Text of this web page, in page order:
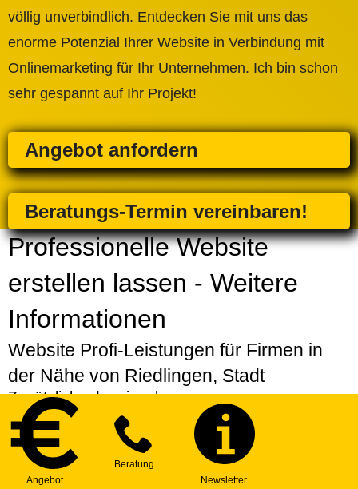
völlig unverbindlich. Entdecken Sie mit uns das
enorme Potenzial Ihrer Website in Verbindung mit
Onlinemarketing für Ihr Unternehmen. Ich bin schon
sehr gespannt auf Ihr Projekt!
Angebot anfordern
Beratungs-Termin vereinbaren!
Professionelle Website
erstellen lassen - Weitere
Informationen
Website Profi-Leistungen für Firmen in
der Nähe von Riedlingen, Stadt
Zusätzlich oder einzeln
Strategiepaket
| Erarbeitung einer individuellen
Strategie für Ihre Website
Express-Service| Bevorzugte Erstellung Ihres